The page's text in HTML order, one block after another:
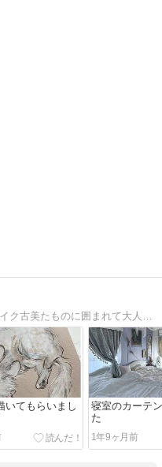
アンティーク、Chic、DIY、リメイク古美たものに囲まれて大人シックな家づくりを目指します。
いてもらいまし
寝室のカーテ
た
1年9ヶ月前